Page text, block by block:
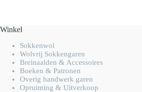
Winkel
Sokkenwol
Wolvrij Sokkengaren
Breinaalden & Accessoires
Boeken & Patronen
Overig handwerk garen
Opruiming & Uitverkoop